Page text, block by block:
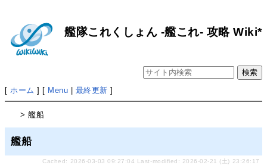
艦隊これくしょん -艦これ- 攻略 Wiki*
[ホーム ] [ Menu 最終更新 ]
> 艦船
艦船
Cached: 2026-03-03 09:27:04 Last-modified: 2026-02-21 (土) 23:26:17